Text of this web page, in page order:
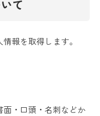
て
報を取得します。
面・口頭・名刺などか